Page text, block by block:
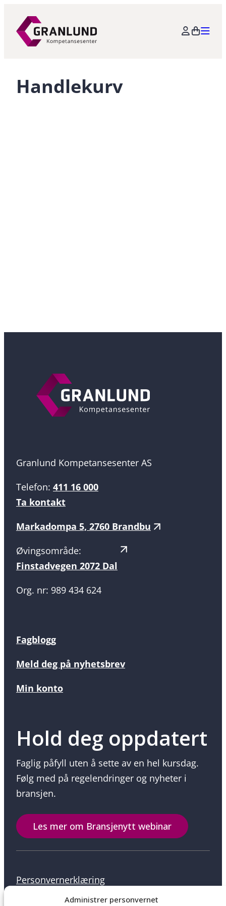
Administrer personvernet
Handlekurv
Granlund Kompetansesenter AS
Telefon: 411 16 000
Ta kontakt
Markadompa 5, 2760 Brandbu
Øvingsområde:
Finstadvegen 2072 Dal
Org. nr: 989 434 624
Fagblogg
Meld deg på nyhetsbrev
Min konto
Hold deg oppdatert
Faglig påfyll uten å sette av en hel kursdag.
Følg med på regelendringer og nyheter i
bransjen.
Les mer om Bransjenytt webinar
Personvernerklæring